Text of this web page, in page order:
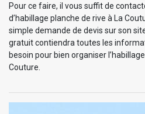
Pour ce faire, il vous suffit de
d’habillage planche de rive à La
simple demande de devis sur son
gratuit contiendra toutes les
besoin pour bien organiser
Couture.